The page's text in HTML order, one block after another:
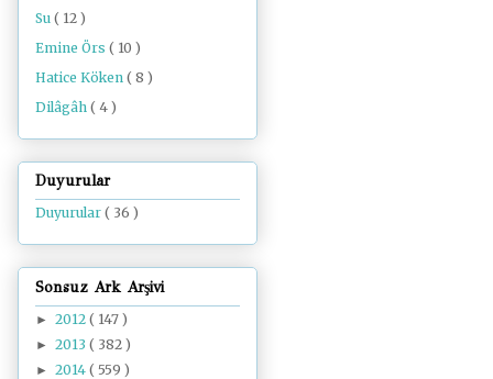
Su ( 12 )
Emine Örs ( 10 )
Hatice Köken ( 8 )
Dilâgâh ( 4 )
Duyurular
Duyurular ( 36 )
Sonsuz Ark Arşivi
► 2012 ( 147 )
► 2013 ( 382 )
► 2014 ( 559 )